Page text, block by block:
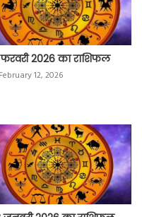
फरवरी 2026 का राशिफल
February 12, 2026